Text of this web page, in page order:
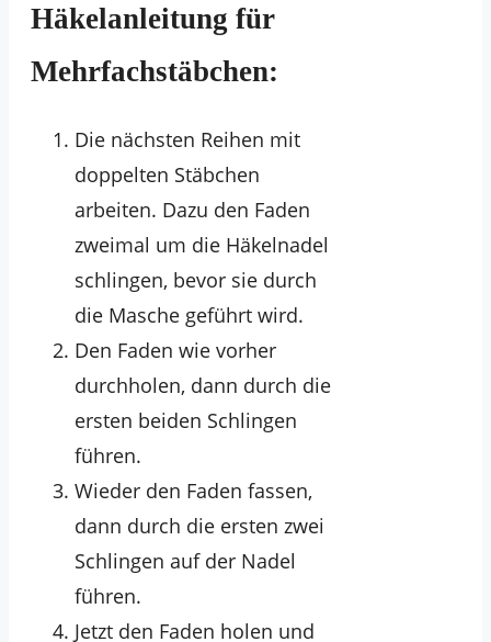
Häkelanleitung für
Mehrfachstäbchen:
Die nächsten Reihen mit
doppelten Stäbchen
arbeiten. Dazu den Faden
zweimal um die Häkelnadel
schlingen, bevor sie durch
die Masche geführt wird.
Den Faden wie vorher
durchholen, dann durch die
ersten beiden Schlingen
führen.
Wieder den Faden fassen,
dann durch die ersten zwei
Schlingen auf der Nadel
führen.
Jetzt den Faden holen und